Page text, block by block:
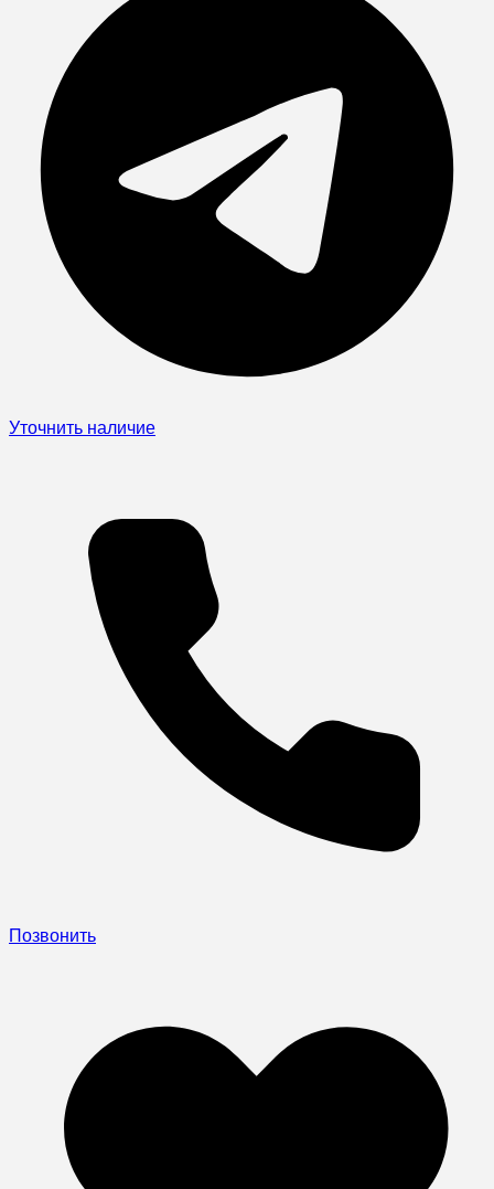
Уточнить наличие
Позвонить